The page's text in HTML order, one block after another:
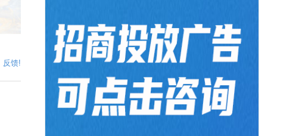
反馈!